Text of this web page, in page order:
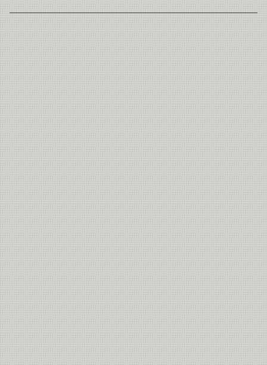
Country of Origin Japan